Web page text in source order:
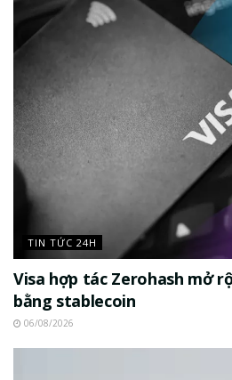
TIN TỨC 24H
Visa hợp tác Zerohash mở
bằng stablecoin
06/08/2026